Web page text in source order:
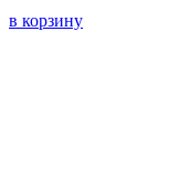
в корзину